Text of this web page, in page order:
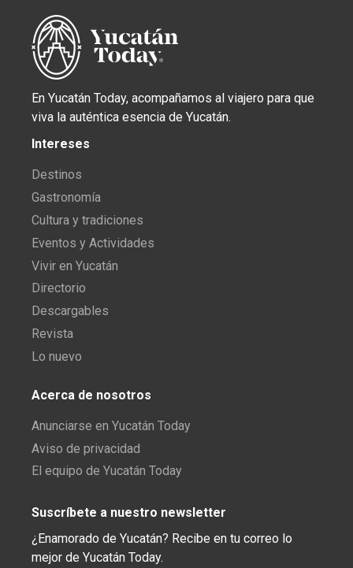
En Yucatán Today, acompañamos al viajero para que
viva la auténtica esencia de Yucatán.
Intereses
Destinos
Gastronomía
Cultura y tradiciones
Eventos y Actividades
Vivir en Yucatán
Directorio
Descargables
Revista
Lo nuevo
Acerca de nosotros
Anunciarse en Yucatán Today
Aviso de privacidad
El equipo de Yucatán Today
Suscríbete a nuestro newsletter
¿Enamorado de Yucatán? Recibe en tu correo lo
mejor de Yucatán Today.